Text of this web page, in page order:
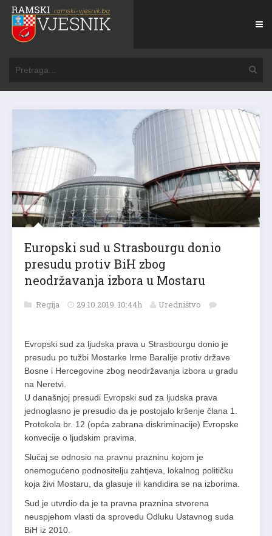
Europski sud u Strasbourgu donio
presudu protiv BiH zbog
neodržavanja izbora u Mostaru
Regija 29.10.2019. 10:44h Uredništvo
Evropski sud za ljudska prava u Strasbourgu donio je
presudu po tužbi Mostarke Irme Baralije protiv države
Bosne i Hercegovine zbog neodržavanja izbora u gradu
na Neretvi.
U današnjoj presudi Evropski sud za ljudska prava
jednoglasno je presudio da je postojalo kršenje člana 1.
Protokola br. 12 (opća zabrana diskriminacije) Evropske
konvecije o ljudskim pravima.
Slučaj se odnosio na pravnu prazninu kojom je
onemogućeno podnositelju zahtjeva, lokalnog političku
koja živi Mostaru, da glasuje ili kandidira se na izborima.
Sud je utvrdio da je ta pravna praznina stvorena
neuspjehom vlasti da sprovedu Odluku Ustavnog suda
BiH iz 2010.